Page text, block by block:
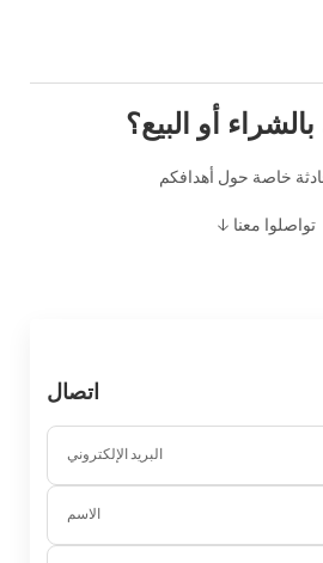
أو البيع؟
↓ تواصلوا معنا
اتصال
البريد الإلكتروني
الاسم